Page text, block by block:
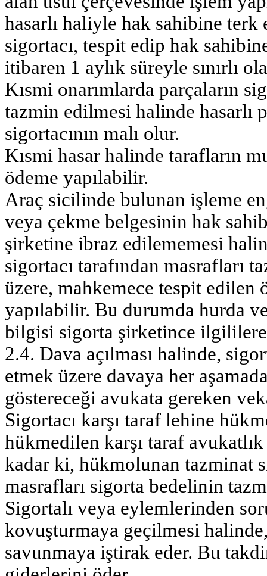
hasarlı haliyle hak sahibine terk
sigortacı, tespit edip hak
itibaren 1 aylık süreyle sınırlı
Kısmi onarımlarda parçaların
tazmin edilmesi halinde hasarlı
sigortacının malı olur.
Kısmi hasar halinde tarafların
ödeme yapılabilir.
Araç sicilinde bulunan işleme
veya çekme belgesinin hak
şirketine ibraz edilememesi
sigortacı tarafından masrafları
üzere, mahkemece tespit
yapılabilir. Bu durumda hurda
bilgisi sigorta şirketince
2.4. Dava açılması halinde,
etmek üzere davaya her
göstereceği avukata gereken
Sigortacı karşı taraf lehine
hükmedilen karşı taraf
kadar ki, hükmolunan tazminat
masrafları sigorta bedelinin
Sigortalı veya eylemlerinden
kovuşturmaya geçilmesi
savunmaya iştirak eder. Bu